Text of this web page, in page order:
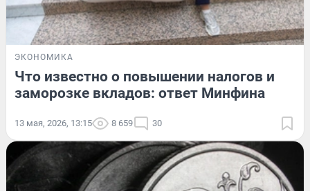
ЭКОНОМИКА
Что известно о повышении налогов и
заморозке вкладов: ответ Минфина
13 мая, 2026, 13:15 8 659 30